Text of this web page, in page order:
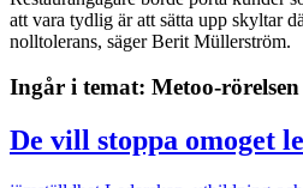
att vara tydlig är att sätta upp skyltar
nolltolerans, säger Berit Müllerström.
Ingår i temat: Metoo-rörelsen
De vill stoppa omoget